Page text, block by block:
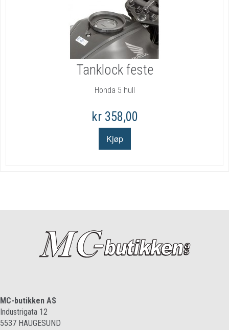
Tanklock feste
Honda 5 hull
kr 358,00
MC-butikken AS
Industrigata 12
5537 HAUGESUND